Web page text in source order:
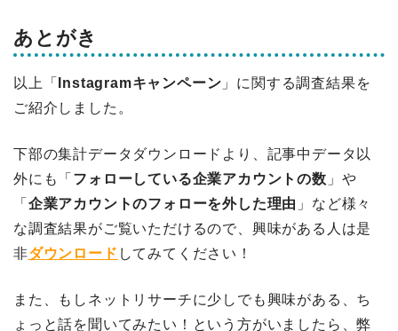
あとがき
以上「 Instagramキャンペーン 」に関する調査結果を
ご紹介しました。
下部の集計データダウンロードより、記事中データ以
外にも「 フォローしている企業アカウントの数 」や
「 企業アカウントのフォローを外した理由 」など様々
な調査結果がご覧いただけるので、興味がある人は是
非ダウンロード してみてください！
また、もしネットリサーチに少しでも興味がある、ち
ょっと話を聞いてみたい！という方がいましたら、弊